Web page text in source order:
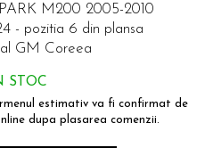
M200 2005-2010
- pozitia 6 din plansa
GM Coreea
STOC
estimativ va fi confirmat de
dupa plasarea comenzii.